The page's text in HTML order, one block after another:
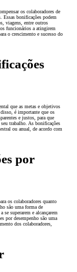
os colaboradores de
Essas bonificações podem
viagens, entre outros
funcionários a atingirem
o crescimento e sucesso do
que as metas e objetivos
disso, é importante que os
e justos, para que
trabalho. As bonificações
ou anual, de acordo com
por
os colaboradores quanto
são uma forma de
se superarem e alcançarem
por desempenho são uma
dos colaboradores,